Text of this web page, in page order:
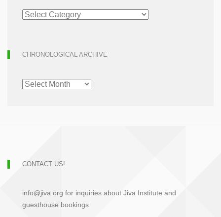
ARTICLE
ARCHIVE
CHRONOLOGICAL ARCHIVE
CHRONOLOGICAL
ARCHIVE
CONTACT US!
info@jiva.org for inquiries about Jiva Institute and
guesthouse bookings